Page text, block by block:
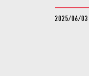
2025/06/03